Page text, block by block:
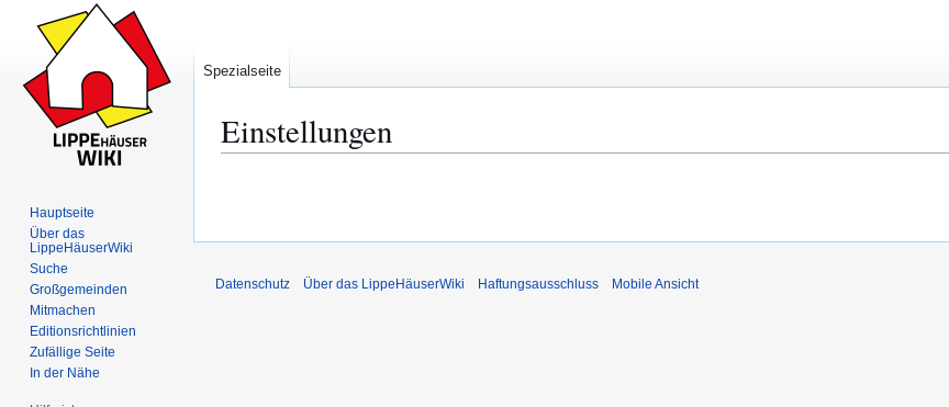
Einstellungen
Spezialseite
Hauptseite
Über das
LippeHäuserWiki
Suche
Großgemeinden
Mitmachen
Editionsrichtlinien
Zufällige Seite
In der Nähe
Datenschutz Über das LippeHäuserWiki Haftungsausschluss Mobile Ansicht